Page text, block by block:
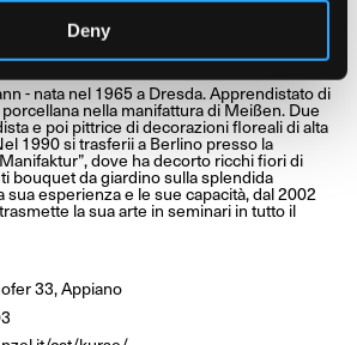
Deny
- nata nel 1965 a Dresda. Apprendistato di
nella manifattura di Meißen. Due
e poi pittrice di decorazioni floreali di alta
1990 si trasferii a Berlino presso la
dove ha decorto ricchi fiori di
bouquet da giardino sulla splendida
sua esperienza e le sue capacità, dal 2002
la sua arte in seminari in tutto il
33, Appiano